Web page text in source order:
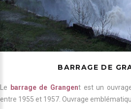
BARRAGE DE
Le barrage de Grangent est un
entre 1955 et 1957. Ouvrage